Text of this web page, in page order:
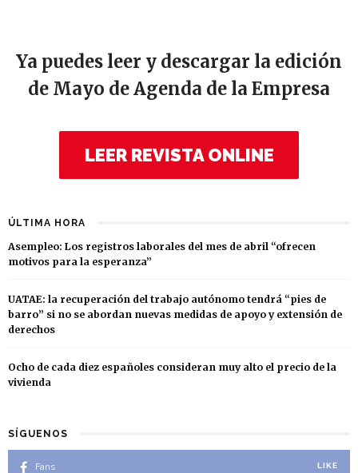
Ya puedes leer y descargar la edición
de Mayo de Agenda de la Empresa
LEER REVISTA ONLINE
ÚLTIMA HORA
Asempleo: Los registros laborales del mes de abril “ofrecen
motivos para la esperanza”
UATAE: la recuperación del trabajo autónomo tendrá “pies de
barro” si no se abordan nuevas medidas de apoyo y extensión de
derechos
Ocho de cada diez españoles consideran muy alto el precio de la
vivienda
SÍGUENOS
Fans LIKE